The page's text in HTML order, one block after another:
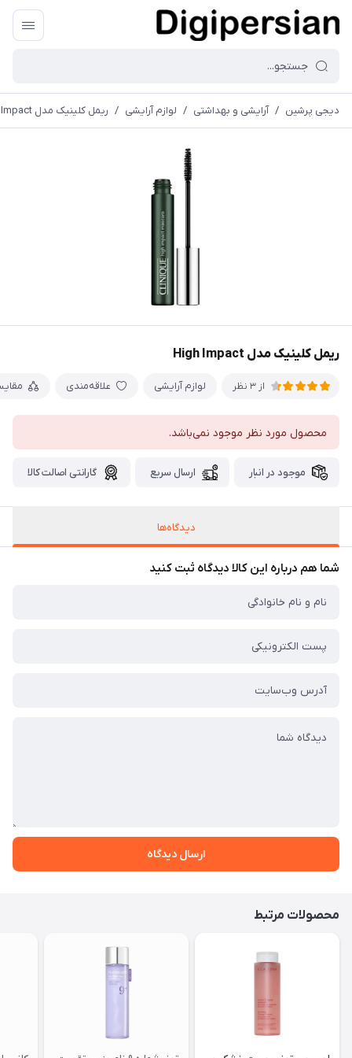
دیجی پرشین / آرایشی و بهداشتی / لوازم آرایشی / ریمل کلینیک مدل High Impact
ریمل کلینیک مدل High Impact
از 3 نظر لوازم آرایشی علاقه‌مندی
محصول مورد نظر موجود نمی‌باشد.
موجود در انبار ارسال سریع گارانتی اصالت کالا
دیدگاه‌ها
شما هم درباره این کالا دیدگاه ثبت کنید
ارسال دیدگاه
محصولات مرتبط